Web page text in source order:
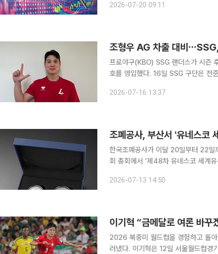
가는 142만8000원으로 출발했으나
2026-07-20 09:11
조형우 AG 차출 대비
프로야구(KBO) SSG 랜더스가 시즌
호를 영입했다. 16일 SSG 구단은 전준호 영입을 공식 발표했다. 구단은 “기존 포수 자원의 입대와
설명했다. 현재 주전 포수 조형
2026-07-16 13:37
조폐공사, 부산서 '유네스코
한국조폐공사가 이달 20일부터 22일
회 총회에서 ‘제48차 유네스코 세계유
총회를 기념해 기획됐다. 지난달 진행
2026-07-13 14:50
이기혁 “금메달로 여론 바
2026 북중미 월드컵을 경험하고 돌
러냈다. 이기혁은 12일 서울월드컵경기장에서 열린 하나은행 K리그1 2026 17라운드 FC서울과 원